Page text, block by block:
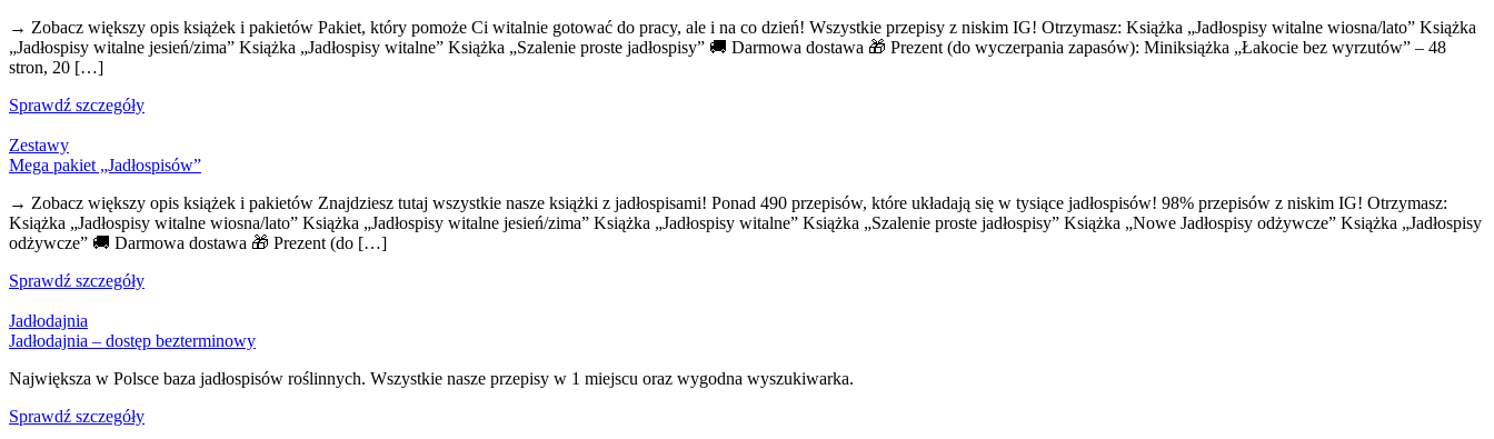
→ Zobacz większy opis książek i pakietów Pakiet, który pomoże Ci witalnie gotować do pracy, ale i na co dzień! Wszystkie przepisy z niskim IG! Otrzymasz: Książka „Jadłospisy witalne wiosna/lato” Książka
„Jadłospisy witalne jesień/zima” Książka „Jadłospisy witalne” Książka „Szalenie proste jadłospisy” 🚚 Darmowa dostawa 🎁 Prezent (do wyczerpania zapasów): Miniksiążka „Łakocie bez wyrzutów” – 48
stron, 20 […]
Sprawdź szczegóły
Zestawy
Mega pakiet „Jadłospisów”
→ Zobacz większy opis książek i pakietów Znajdziesz tutaj wszystkie nasze książki z jadłospisami! Ponad 490 przepisów, które układają się w tysiące jadłospisów! 98% przepisów z niskim IG! Otrzymasz:
Książka „Jadłospisy witalne wiosna/lato” Książka „Jadłospisy witalne jesień/zima” Książka „Jadłospisy witalne” Książka „Szalenie proste jadłospisy” Książka „Nowe Jadłospisy odżywcze” Książka „Jadłospisy
odżywcze” 🚚 Darmowa dostawa 🎁 Prezent (do […]
Sprawdź szczegóły
Jadłodajnia
Jadłodajnia – dostęp bezterminowy
Największa w Polsce baza jadłospisów roślinnych. Wszystkie nasze przepisy w 1 miejscu oraz wygodna wyszukiwarka.
Sprawdź szczegóły